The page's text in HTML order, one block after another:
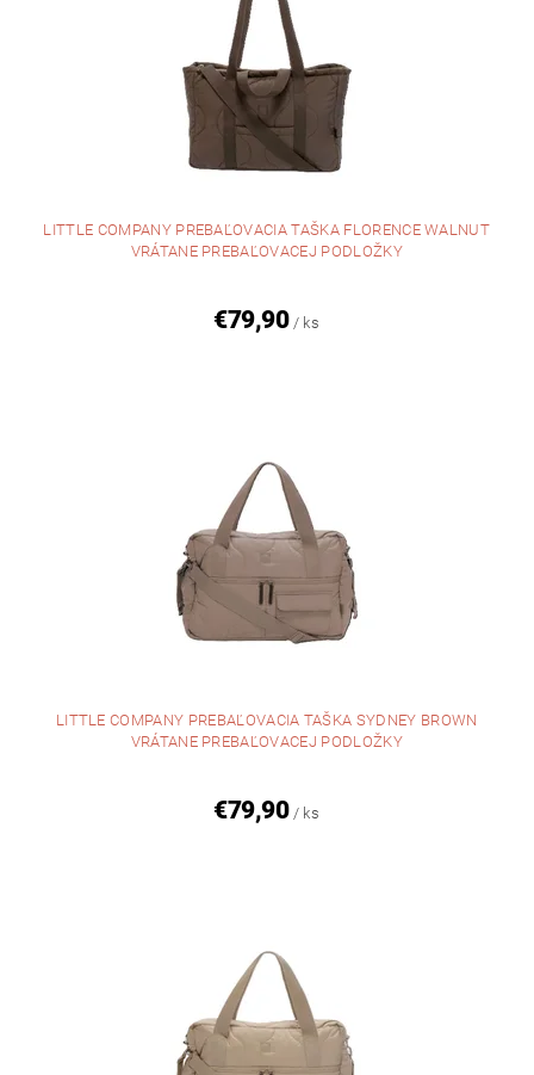
LITTLE COMPANY PREBAĽOVACIA TAŠKA FLORENCE WALNUT
VRÁTANE PREBAĽOVACEJ PODLOŽKY
€79,90 / ks
LITTLE COMPANY PREBAĽOVACIA TAŠKA SYDNEY BROWN
VRÁTANE PREBAĽOVACEJ PODLOŽKY
€79,90 / ks